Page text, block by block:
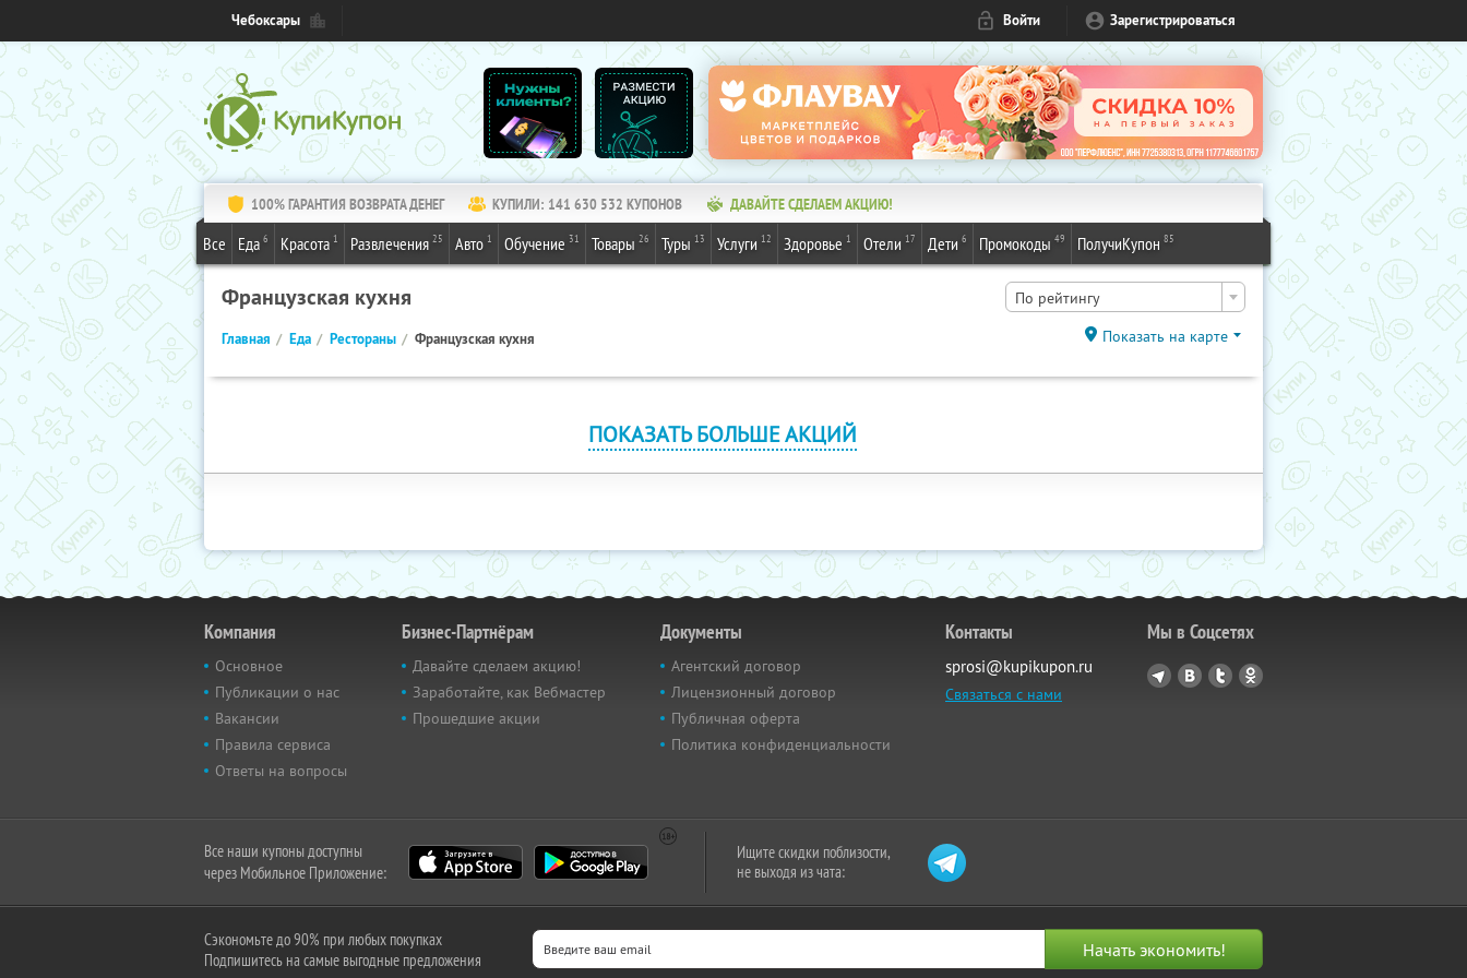
Чебоксары Войти Зарегистрироваться
100% ГАРАНТИЯ ВОЗВРАТА ДЕНЕГ КУПИЛИ: 141 630 532 КУПОНОВ ДАВАЙТЕ СДЕЛАЕМ АКЦИЮ!
Все Еда 6 Красота 1 Развлечения 25 Авто 1 Обучение 31 Товары 26 Туры 13 Услуги 12 Здоровье 1 Отели 17 Дети 6 Промокоды 49 ПолучиКупон 85
Французская кухня По рейтингу
Главная Еда Рестораны Французская кухня Показать на карте
ПОКАЗАТЬ БОЛЬШЕ АКЦИЙ
Компания
Основное
Публикации о нас
Вакансии
Правила сервиса
Ответы на вопросы
Бизнес-Партнёрам
Давайте сделаем акцию!
Заработайте, как Вебмастер
Прошедшие акции
Документы
Агентский договор
Лицензионный договор
Публичная оферта
Политика конфиденциальности
Контакты
sprosi@kupikupon.ru
Связаться с нами
Мы в Соцсетях
Все наши купоны доступны
через Мобильное Приложение:
Ищите скидки поблизости,
не выходя из чата:
Сэкономьте до 90% при любых покупках
Подпишитесь на самые выгодные предложения